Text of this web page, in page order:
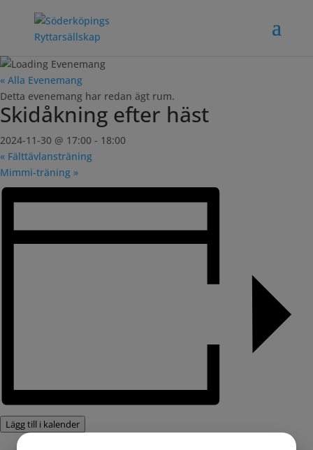
« Alla Evenemang
Detta evenemang har redan ägt rum.
Skidåkning efter häst
2024-11-30 @ 17:00 - 18:00
« Fälttävlansträning
Mimmi-träning »
Lägg till i kalender